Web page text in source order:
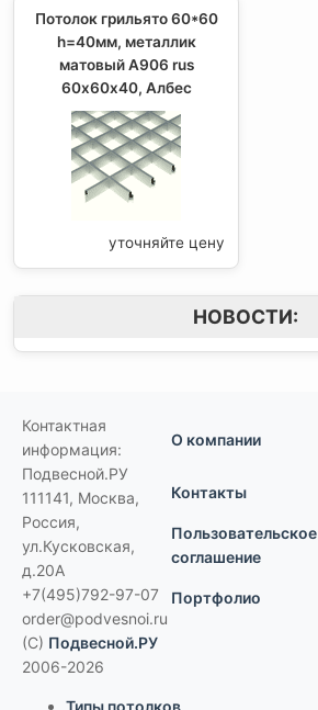
Потолок грильято 60*60
h=40мм, металлик
матовый А906 rus
60х60х40, Албес
уточняйте цену
НОВОСТИ:
Контактная
информация:
Подвесной.РУ
111141, Москва,
Россия,
ул.Кусковская,
д.20А
+7(495)792-97-07
order@podvesnoi.ru
(C) Подвесной.РУ
2006-2026
О компании
Контакты
Пользовательское
соглашение
Портфолио
Типы потолков